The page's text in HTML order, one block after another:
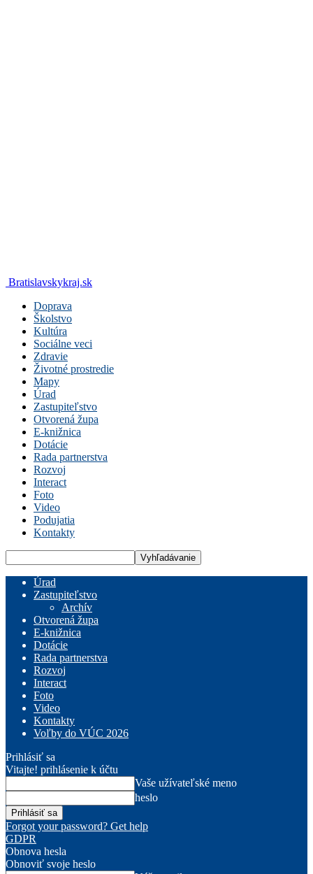
Bratislavskykraj.sk
Doprava
Školstvo
Kultúra
Sociálne veci
Zdravie
Životné prostredie
Mapy
Úrad
Zastupiteľstvo
Otvorená župa
E-knižnica
Dotácie
Rada partnerstva
Rozvoj
Interact
Foto
Video
Podujatia
Kontakty
Úrad
Zastupiteľstvo
Archív
Otvorená župa
E-knižnica
Dotácie
Rada partnerstva
Rozvoj
Interact
Foto
Video
Kontakty
Voľby do VÚC 2026
Prihlásiť sa
Vitajte! prihlásenie k účtu
Vaše užívateľské meno
heslo
Forgot your password? Get help
GDPR
Obnova hesla
Obnoviť svoje heslo